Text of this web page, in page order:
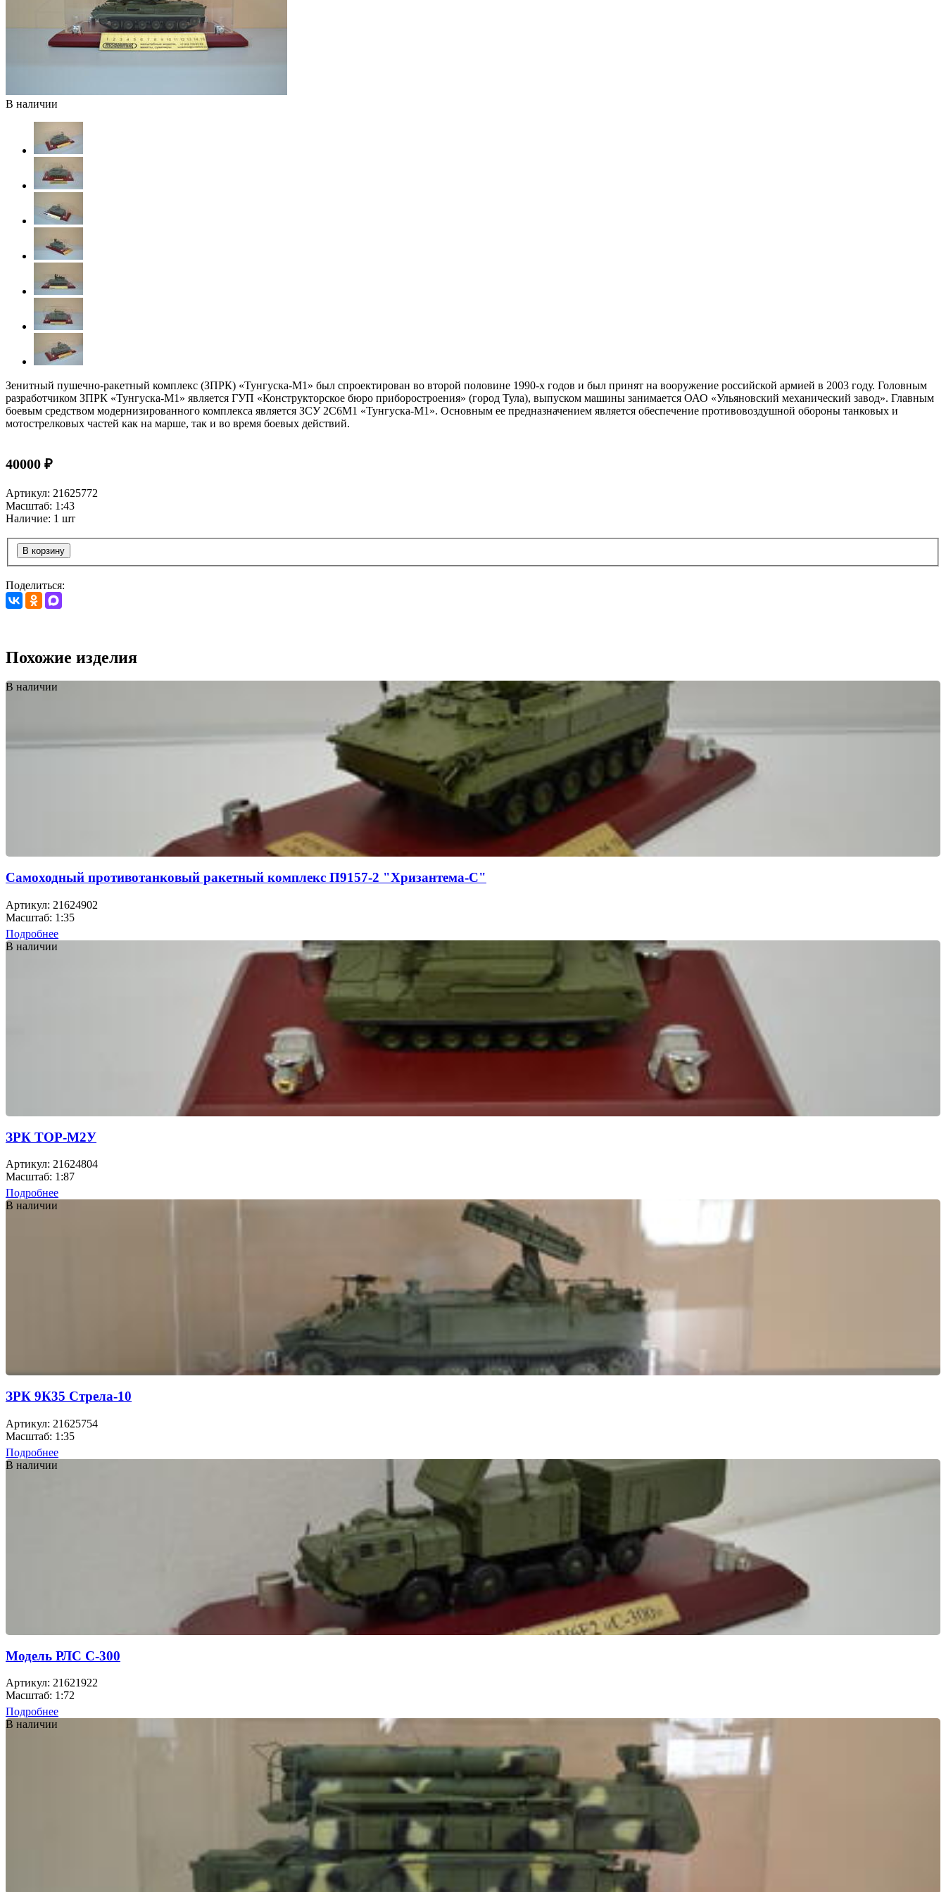
В наличии
Зенитный пушечно-ракетный комплекс (ЗПРК) «Тунгуска-М1» был спроектирован во второй половине 1990-х годов и был принят на вооружение российской армией в 2003 году. Головным
разработчиком ЗПРК «Тунгуска-М1» является ГУП «Конструкторское бюро приборостроения» (город Тула), выпуском машины занимается ОАО «Ульяновский механический завод». Главным
боевым средством модернизированного комплекса является ЗСУ 2С6М1 «Тунгуска-М1». Основным ее предназначением является обеспечение противовоздушной обороны танковых и
мотострелковых частей как на марше, так и во время боевых действий.
40000 ₽
Артикул: 21625772
Масштаб: 1:43
Наличие: 1 шт
В корзину
Поделиться:
Похожие изделия
В наличии
Самоходный противотанковый ракетный комплекс П9157-2 "Хризантема-С"
Артикул: 21624902
Масштаб: 1:35
Подробнее
В наличии
ЗРК ТОР-М2У
Артикул: 21624804
Масштаб: 1:87
Подробнее
В наличии
ЗРК 9К35 Стрела-10
Артикул: 21625754
Масштаб: 1:35
Подробнее
В наличии
Модель РЛС С-300
Артикул: 21621922
Масштаб: 1:72
Подробнее
В наличии